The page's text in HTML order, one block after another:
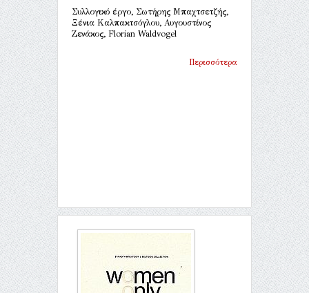
Συλλογικό έργο, Σωτήρης Μπαχτσετζής,
Ξένια Καλπακτσόγλου, Αυγουστίνος
Ζενάκος, Florian Waldvogel
Περισσότερα